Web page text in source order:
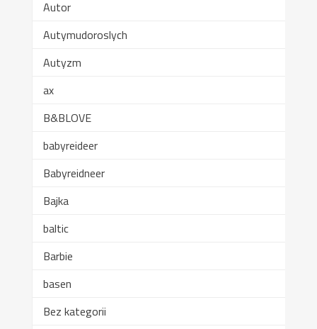
Autor
Autymudoroslych
Autyzm
ax
B&BLOVE
babyreideer
Babyreidneer
Bajka
baltic
Barbie
basen
Bez kategorii